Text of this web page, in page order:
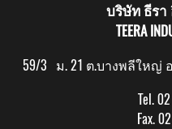
บริษัท ธีร
TEERA
59/3 ม. 21 ต.บางพลีใหญ่
Tel.
Fax.